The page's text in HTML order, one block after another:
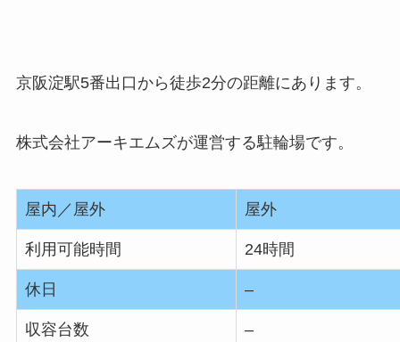
京阪淀駅5番出口から徒歩2分の距離にあります。
株式会社アーキエムズが運営する駐輪場です。
屋内／屋外 屋外
利用可能時間 24時間
休日 –
収容台数 –